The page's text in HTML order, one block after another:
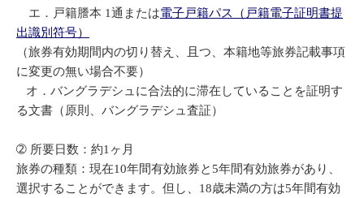
エ．戸籍謄本 1通または電子戸籍パス（戸籍電子証明書提
出識別符号）
（旅券有効期間内の切り替え、且つ、本籍地等旅券記載事項
に変更の無い場合不要）
オ．バングラデシュに合法的に滞在していることを証明す
る文書（原則、バングラデシュ査証）
➁ 所要日数：約1ヶ月
旅券の種類：現在10年間有効旅券と5年間有効旅券があり、
選択することができます。但し、18歳未満の方は5年間有効